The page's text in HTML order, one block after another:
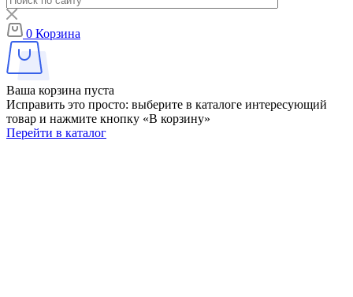
0 Корзина
Ваша корзина пуста
Исправить это просто: выберите в каталоге интересующий
товар и нажмите кнопку «В корзину»
Перейти в каталог